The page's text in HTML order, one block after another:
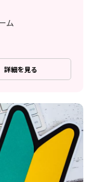
ム
詳細を見る